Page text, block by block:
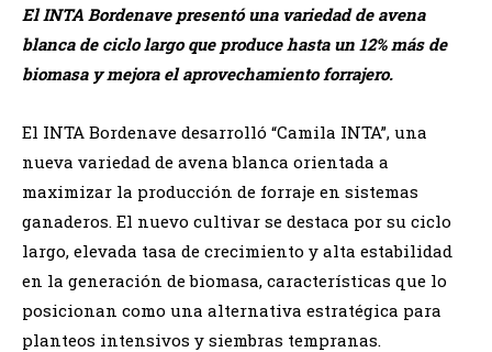
El INTA Bordenave presentó una variedad de avena
blanca de ciclo largo que produce hasta un 12% más de
biomasa y mejora el aprovechamiento forrajero.
El INTA Bordenave desarrolló “Camila INTA”, una
nueva variedad de avena blanca orientada a
maximizar la producción de forraje en sistemas
ganaderos. El nuevo cultivar se destaca por su ciclo
largo, elevada tasa de crecimiento y alta estabilidad
en la generación de biomasa, características que lo
posicionan como una alternativa estratégica para
planteos intensivos y siembras tempranas.